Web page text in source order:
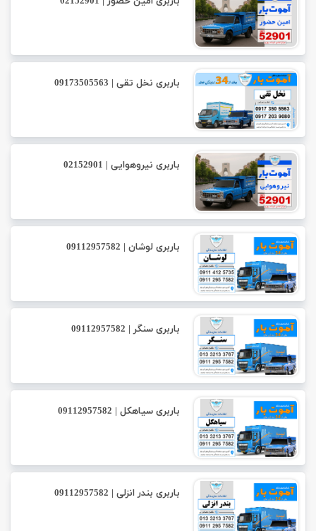
باربری نخل تقی | 09173505563
باربری نیروهوایی | 02152901
باربری لوشان | 09112957582
باربری سنگر | 09112957582
باربری سیاهکل | 09112957582
باربری بندر انزلی | 09112957582